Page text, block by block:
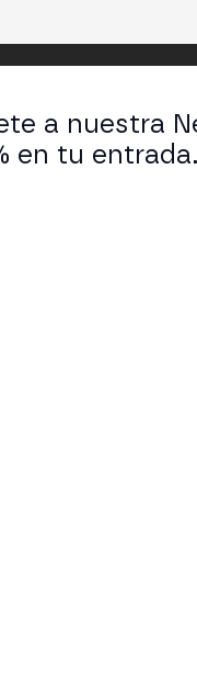
y Web3 que conecta
a nuestra
en tu entrada.